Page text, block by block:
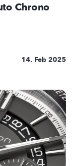
Chrono
14. Feb 2025